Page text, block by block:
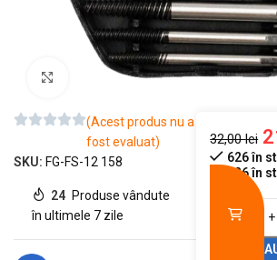
Mărește imaginea
(Acest produs nu a
fost evaluat)
SKU: FG-FS-12 158
24 Produse vândute
în ultimele 7 zile
32,00lei
626 în
626 în